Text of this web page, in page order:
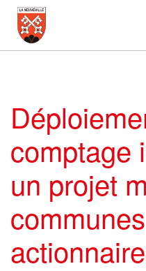
comptage
un projet
communes